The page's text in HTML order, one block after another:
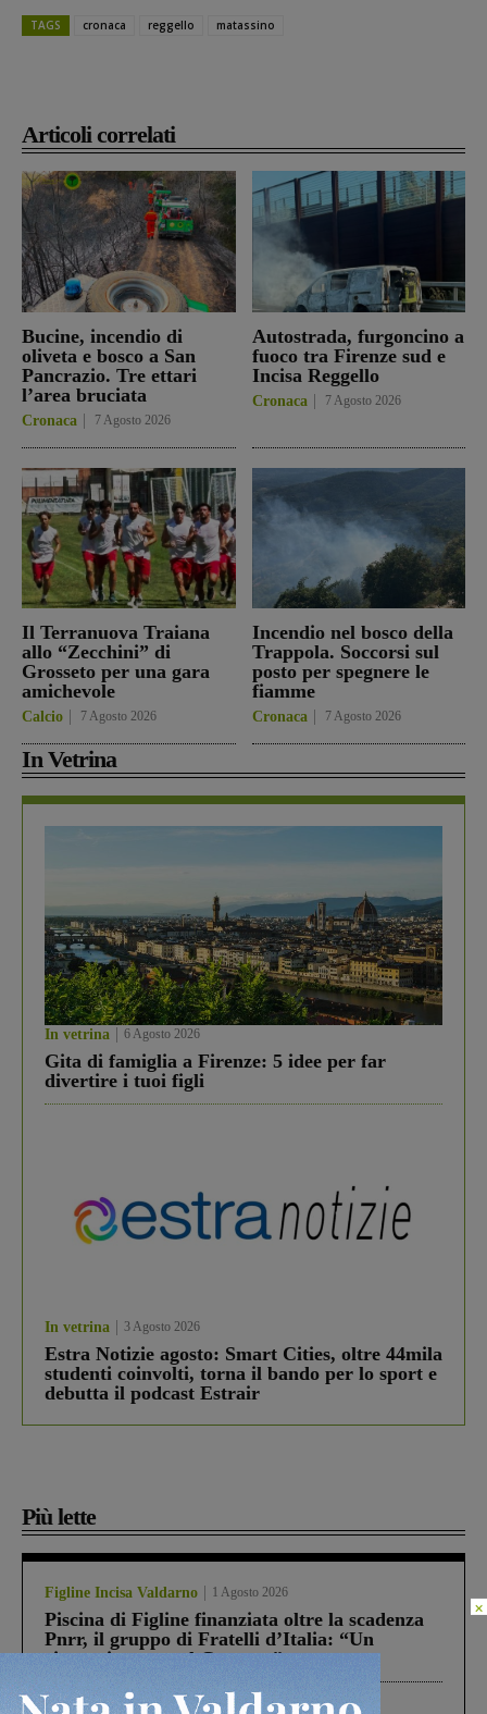
Articoli correlati
Bucine, incendio di
oliveta e bosco a San
Pancrazio. Tre ettari
l’area bruciata
Cronaca 7 Agosto 2026
Autostrada, furgoncino a
fuoco tra Firenze sud e
Incisa Reggello
Cronaca 7 Agosto 2026
Il Terranuova Traiana
allo “Zecchini” di
Grosseto per una gara
amichevole
Calcio 7 Agosto 2026
Incendio nel bosco della
Trappola. Soccorsi sul
posto per spegnere le
fiamme
Cronaca 7 Agosto 2026
In Vetrina
In vetrina 6 Agosto 2026
Gita di famiglia a Firenze: 5 idee per far
divertire i tuoi figli
In vetrina 3 Agosto 2026
Estra Notizie agosto: Smart Cities, oltre 44mila
studenti coinvolti, torna il bando per lo sport e
debutta il podcast Estrair
Più lette
Figline Incisa Valdarno 1 Agosto 2026
Piscina di Figline finanziata oltre la scadenza
Pnrr, il gruppo di Fratelli d’Italia: “Un
ringraziamento al Governo”
Cronaca 4 Agosto 2026
TAGS cronaca reggello matassino
×